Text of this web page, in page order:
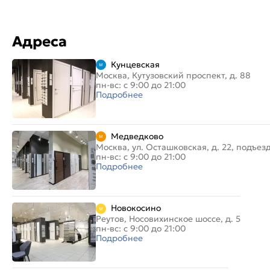
Адреса
Кунцевская
Москва, Кутузовский проспект, д. 88
пн-вс: с 9:00 до 21:00
Подробнее
Медведково
Москва, ул. Осташковская, д. 22,
пн-вс: с 9:00 до 21:00
Подробнее
Новокосино
Реутов, Носовихинское шоссе, д. 5
пн-вс: с 9:00 до 21:00
Подробнее